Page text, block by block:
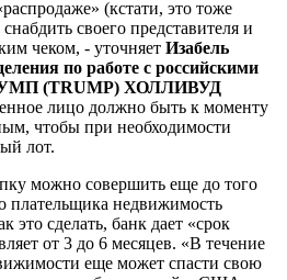
(кстати, это тоже
своего представителя и
чеком, - уточняет Изабель
по работе с российскими
(TRUMP) ХОЛЛИВУД
лицо должно быть к моменту
чтобы при необходимости
лот.
можно совершить еще до того
плательщика недвижимость
это сделать, банк дает «срок
от 3 до 6 месяцев. «В течение
еще может спасти свою